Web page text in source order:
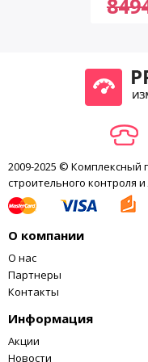
info@analytprom.ru
2009-2025 ©
строительного контроля
О компании
О нас
Партнеры
Контакты
Информация
Акции
Новости